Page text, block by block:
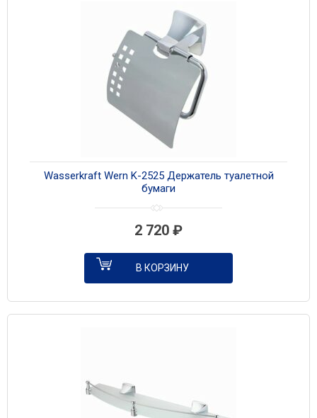
Wasserkraft Wern K-2525 Держатель туалетной
бумаги
2 720 ₽
В КОРЗИНУ